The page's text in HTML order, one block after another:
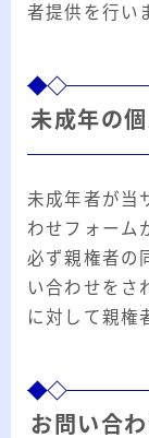
者提供を行い
未成年の
未成年者が当
わせフォーム
必ず親権者の
い合わせをさ
に対して親権
お問い合